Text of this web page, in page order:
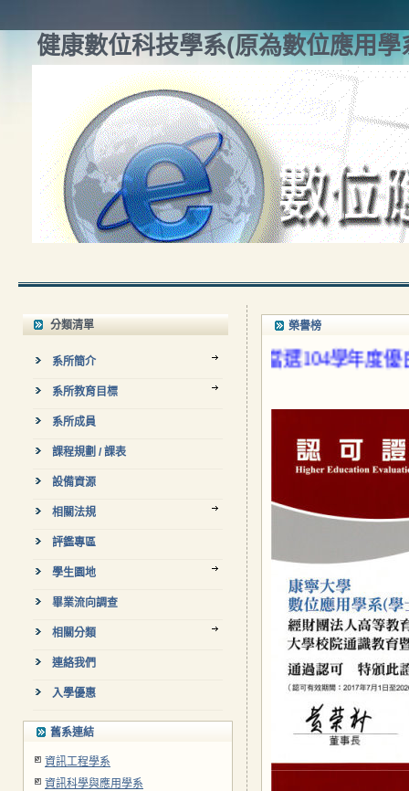
健康數位科技學系(原為數位應用學
分類清單
系所簡介
系所教育目標
系所成員
課程規劃 / 課表
設備資源
相關法規
評鑑專區
學生園地
畢業流向調查
相關分類
連絡我們
入學優惠
舊系連結
資訊工程學系
資訊科學與應用學系
榮譽榜
) /賀 本系吳明果教授當選104學年度